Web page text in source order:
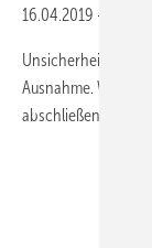
16.04.2019 -
Unsicherheit im
Ausnahme. Wilde
abschließende